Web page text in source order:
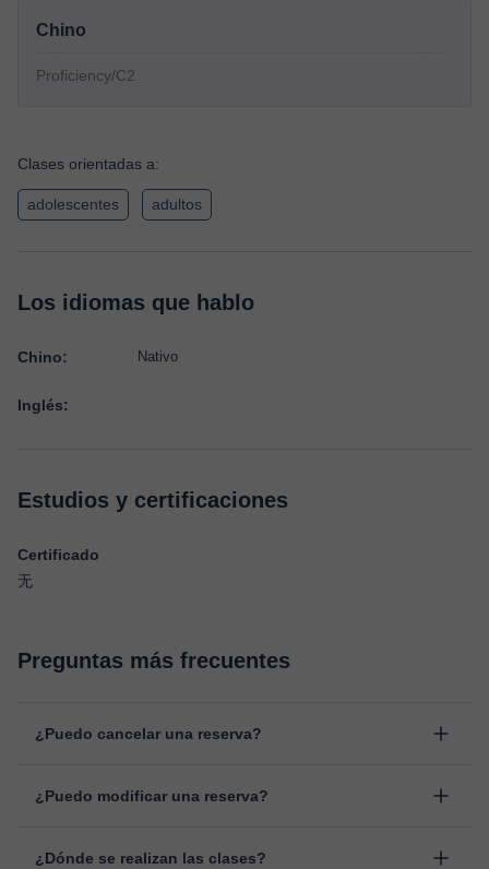
Chino
Proficiency/C2
Clases orientadas a:
adolescentes adultos
Los idiomas que hablo
Chino: Nativo
Inglés:
Estudios y certificaciones
Certificado
无
Preguntas más frecuentes
¿Puedo cancelar una reserva?
antes de la clase, indicando el motivo de cancelación.
¿Puedo modificar una reserva?
cambiar la hora o el día de clase. Puedes hacerlo desde tu área
¿Dónde se realizan las clases?